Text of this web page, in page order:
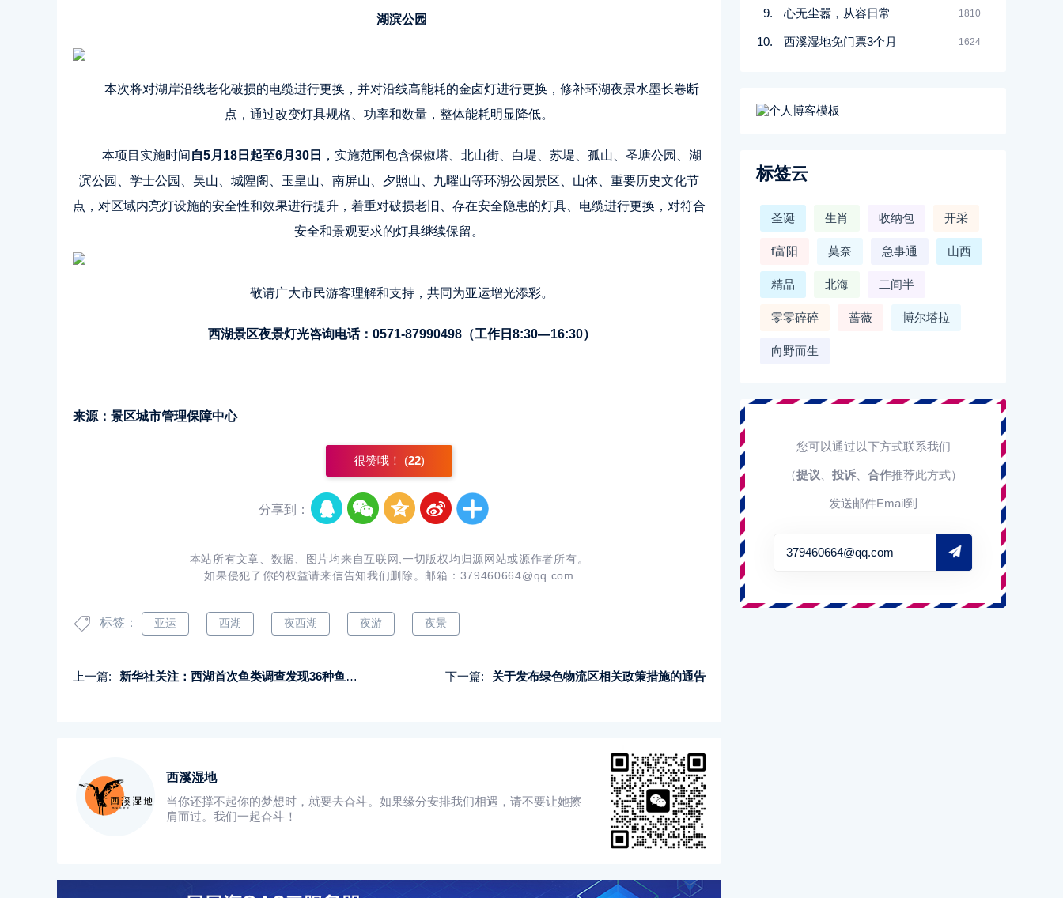
湖滨公园
本次将对湖岸沿线老化破损的电缆进行更换，并对沿线高能耗的金卤灯进行更换，修补环湖夜景水墨长卷断
点，通过改变灯具规格、功率和数量，整体能耗明显降低。
本项目实施时间 自5月18日起至6月30日
，实施范围包含保俶塔、北山街、白堤、苏堤、孤山、圣塘公园、湖
滨公园、学士公园、吴山、城隍阁、玉皇山、南屏山、夕照山、九曜山等环湖公园景区、山体、重要历史文化节
点，对区域内亮灯设施的安全性和效果进行提升，着重对破损老旧、存在安全隐患的灯具、电缆进行更换，对符合
安全和景观要求的灯具继续保留。
敬请广大市民游客理解和支持，共同为亚运增光添彩。
西湖景区夜景灯光咨询电话：0571-87990498（工作日8:30—16:30）
来源：景区城市管理保障中心
很赞哦！ (22)
分享到：
本站所有文章、数据、图片均来自互联网,一切版权均归源网站或源作者所有。
如果侵犯了你的权益请来信告知我们删除。邮箱： 379460664@qq.com
标签： 亚运 西湖 夜西湖 夜游 夜景
上一篇: 新华社关注：西湖首次鱼类调查发现36种鱼栖居 下一篇: 关于发布绿色物流区相关政策措施的通告
西溪湿地
当你还撑不起你的梦想时，就要去奋斗。如果缘分安排我们相遇，请不要让她擦
肩而过。我们一起奋斗！
心无尘嚣，从容日常 1810
西溪湿地免门票3个月 1624
标签云
圣诞 生肖 收纳包 开采
f富阳 莫奈 急事通 山西
精品 北海 二间半
零零碎碎 蔷薇 博尔塔拉
向野而生
您可以通过以下方式联系我们
（提议 投诉、 合作推荐此方式）
发送邮件Email到
379460664@qq.com